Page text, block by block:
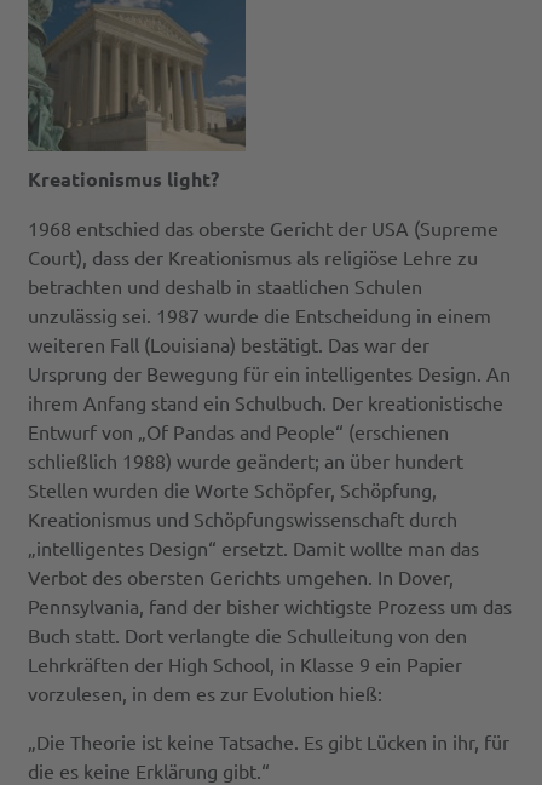
Kreationismus light?
1968 entschied das oberste Gericht der USA (Supreme
Court), dass der Kreationismus als religiöse Lehre zu
betrachten und deshalb in staatlichen Schulen
unzulässig sei. 1987 wurde die Entscheidung in einem
weiteren Fall (Louisiana) bestätigt. Das war der
Ursprung der Bewegung für ein intelligentes Design. An
ihrem Anfang stand ein Schulbuch. Der kreationistische
Entwurf von „Of Pandas and People“ (erschienen
schließlich 1988) wurde geändert; an über hundert
Stellen wurden die Worte Schöpfer, Schöpfung,
Kreationismus und Schöpfungswissenschaft durch
„intelligentes Design“ ersetzt. Damit wollte man das
Verbot des obersten Gerichts umgehen. In Dover,
Pennsylvania, fand der bisher wichtigste Prozess um das
Buch statt. Dort verlangte die Schulleitung von den
Lehrkräften der High School, in Klasse 9 ein Papier
vorzulesen, in dem es zur Evolution hieß:
„Die Theorie ist keine Tatsache. Es gibt Lücken in ihr, für
die es keine Erklärung gibt.“